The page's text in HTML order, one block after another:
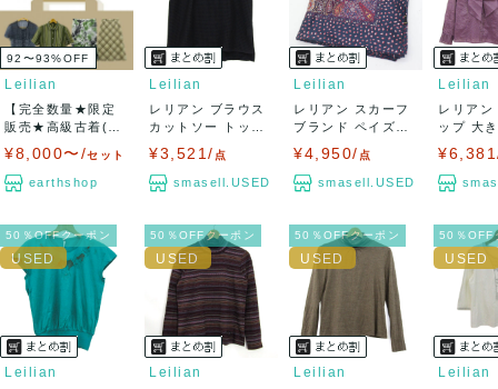
兵庫県から出荷
92〜93%OFF
Leilian
【完全数量★限定
販売★高級古着(US
¥8,000〜/セット
earthshop
Leilian
レリアン ブラウス
カットソー トップ
¥3,521/ 点
smasell.USED
Leilian
レリアン スカーフ
ブランド ペイズリ
¥4,950/ 点
smasell.USED
Leilian
レリアン
ップ 大
50％OFFクーポン
Leilian
50％OFFクーポン
Leilian
50％OFFクーポン
Leilian
50％OFF
Leilian